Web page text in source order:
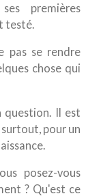
premières
testé.
pas se rendre
chose qui
question. Il est
pour un
posez-vous
? Qu'est ce